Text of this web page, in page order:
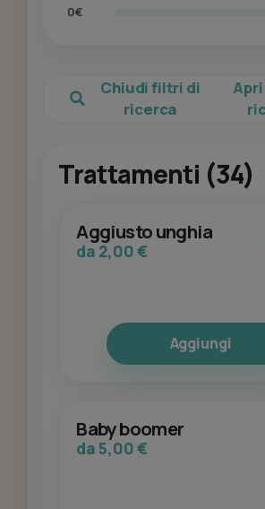
0€
Chiudi filtri di
ricerca
Trattamenti (34)
Aggiusto unghia
da 2,00 €
Aggiungi
Baby boomer
da 5,00 €